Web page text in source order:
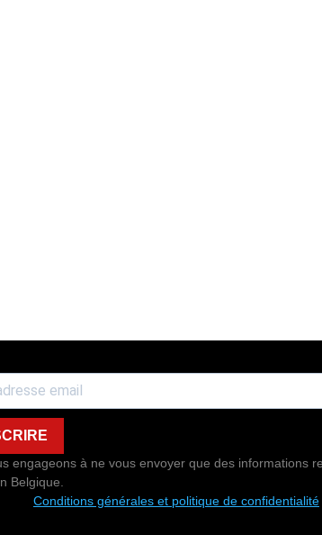
engageons à ne vous envoyer que des informations
Belgique.
Conditions générales et politique de confidentialité